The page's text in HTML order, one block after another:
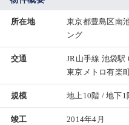
所在地
東京都豊島区南
ング
交通
JR山手線 池袋駅
東京メトロ有楽
規模 地上10階 / 地下1
竣工 2014年4月